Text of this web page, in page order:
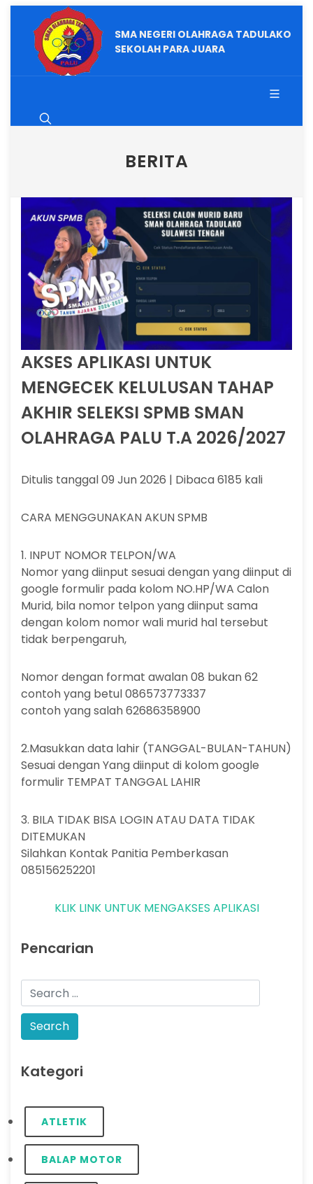
SMA NEGERI OLAHRAGA TADULAKO
SEKOLAH PARA JUARA
BERITA
AKSES APLIKASI UNTUK
MENGECEK KELULUSAN TAHAP
AKHIR SELEKSI SPMB SMAN
OLAHRAGA PALU T.A 2026/2027
Ditulis tanggal 09 Jun 2026 | Dibaca 6185 kali
CARA MENGGUNAKAN AKUN SPMB
1. INPUT NOMOR TELPON/WA
Nomor yang diinput sesuai dengan yang diinput di
google formulir pada kolom NO.HP/WA Calon
Murid, bila nomor telpon yang diinput sama
dengan kolom nomor wali murid hal tersebut
tidak berpengaruh,
Nomor dengan format awalan 08 bukan 62
contoh yang betul 086573773337
contoh yang salah 62686358900
2.Masukkan data lahir (TANGGAL-BULAN-TAHUN)
Sesuai dengan Yang diinput di kolom google
formulir TEMPAT TANGGAL LAHIR
3. BILA TIDAK BISA LOGIN ATAU DATA TIDAK
DITEMUKAN
Silahkan Kontak Panitia Pemberkasan
085156252201
KLIK LINK UNTUK MENGAKSES APLIKASI
Pencarian
Kategori
ATLETIK
BALAP MOTOR